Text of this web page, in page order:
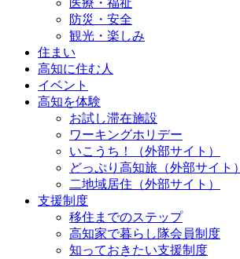
医療・福祉
防災・安全
観光・楽しみ
住まい
高知に住む人
イベント
高知を体験
お試し滞在施設
ワーキングホリデー
いこうち！（外部サイト）
どっぷり高知旅（外部サイト）
二地域居住（外部サイト）
支援制度
移住までのステップ
高知家で暮らし隊会員制度
知っておきたい支援制度